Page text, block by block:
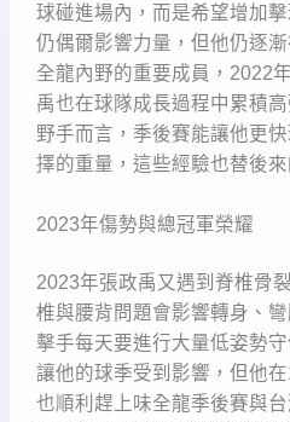
球碰進場內，而是希望增加
仍偶爾影響力量，但他仍逐
全龍內野的重要成員，2022
禹也在球隊成長過程中累積
野手而言，季後賽能讓他更
擇的重量，這些經驗也替後
2023年傷勢與總冠軍榮耀
2023年張政禹又遇到脊椎骨
椎與腰背問題會影響轉身、
擊手每天要進行大量低姿勢
讓他的球季受到影響，但他
也順利趕上味全龍季後賽與